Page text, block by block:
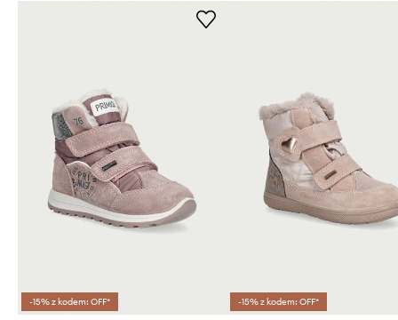
-15% z kodem: OFF* -15% z kodem: OFF*